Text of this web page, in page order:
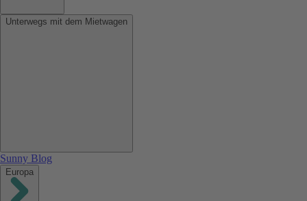
Unterwegs mit dem Mietwagen
Sunny Blog
Europa